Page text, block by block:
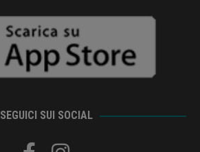
SEGUICI SUI SOCIAL